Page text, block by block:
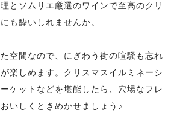
とソムリエ厳選のワインで至高のクリ
も酔いしれませんか。
空間なので、にぎわう街の喧騒も忘れ
楽しめます。クリスマスイルミネーシ
ケットなどを堪能したら、穴場なフレ
いしくときめかせましょう♪